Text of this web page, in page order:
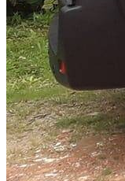
72290 Ballon Saint Mars